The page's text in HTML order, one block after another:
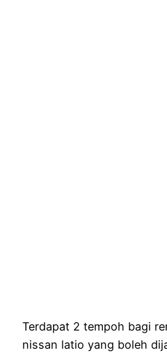
Terdapat 2 tempoh bagi
nissan latio yang boleh